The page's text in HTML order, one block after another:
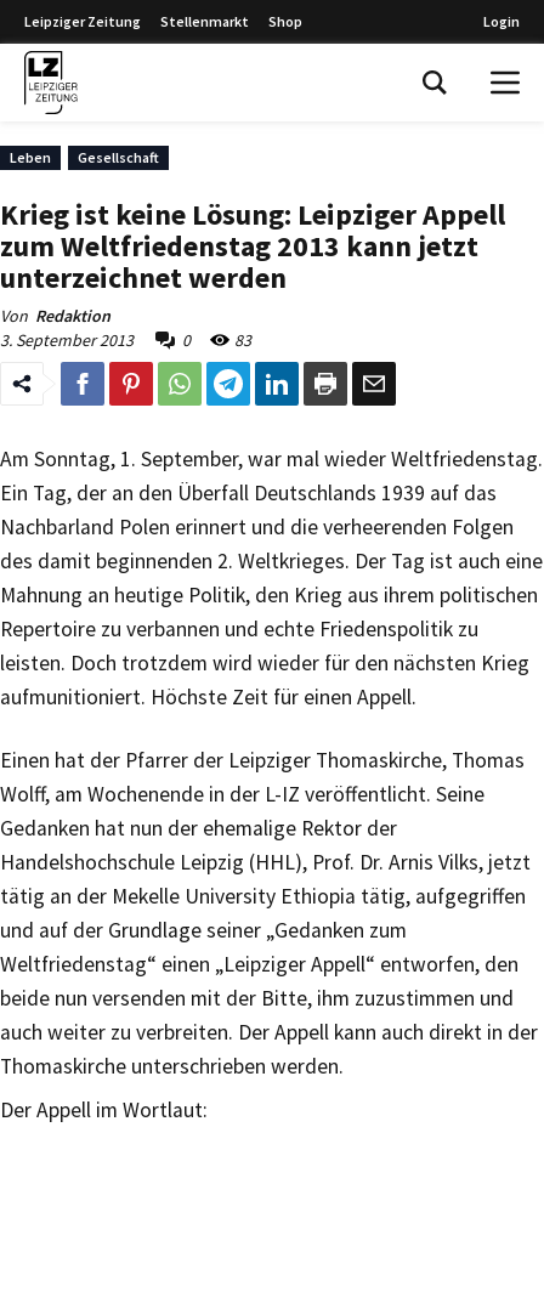
Leipziger Zeitung Stellenmarkt Shop Login
Leben Gesellschaft
Krieg ist keine Lösung: Leipziger Appell
zum Weltfriedenstag 2013 kann jetzt
unterzeichnet werden
Von Redaktion
3. September 2013
0 83
Am Sonntag, 1. September, war mal wieder Weltfriedenstag.
Ein Tag, der an den Überfall Deutschlands 1939 auf das
Nachbarland Polen erinnert und die verheerenden Folgen
des damit beginnenden 2. Weltkrieges. Der Tag ist auch eine
Mahnung an heutige Politik, den Krieg aus ihrem politischen
Repertoire zu verbannen und echte Friedenspolitik zu
leisten. Doch trotzdem wird wieder für den nächsten Krieg
aufmunitioniert. Höchste Zeit für einen Appell.
Einen hat der Pfarrer der Leipziger Thomaskirche, Thomas
Wolff, am Wochenende in der L-IZ veröffentlicht. Seine
Gedanken hat nun der ehemalige Rektor der
Handelshochschule Leipzig (HHL), Prof. Dr. Arnis Vilks, jetzt
tätig an der Mekelle University Ethiopia tätig, aufgegriffen
und auf der Grundlage seiner „Gedanken zum
Weltfriedenstag“ einen „Leipziger Appell“ entworfen, den
beide nun versenden mit der Bitte, ihm zuzustimmen und
auch weiter zu verbreiten. Der Appell kann auch direkt in der
Thomaskirche unterschrieben werden.
Der Appell im Wortlaut: